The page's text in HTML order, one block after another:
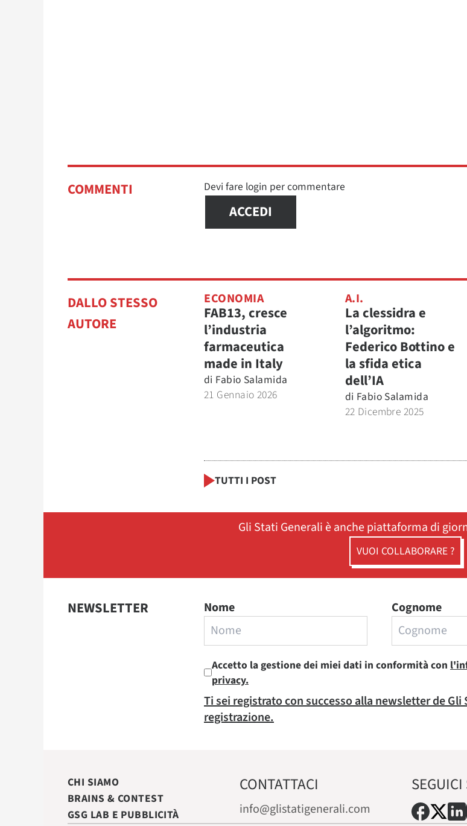
COMMENTI Devi fare login per commentare
ACCEDI
DALLO STESSO
AUTORE
ECONOMIA
FAB13, cresce
l’industria
farmaceutica
made in Italy
di Fabio Salamida
21 Gennaio 2026
A.I.
La clessidra e
l’algoritmo:
Federico Bottino e
la sfida etica
dell’IA
di Fabio Salamida
22 Dicembre 2025
TUTTI I POST
Gli Stati Generali è anche piattaforma di
VUOI COLLABORARE ?
NEWSLETTER Nome Cognome
Accetto la gestione dei miei dati in conformità con
privacy.
Ti sei registrato con successo alla newsletter de
registrazione.
CHI SIAMO
BRAINS & CONTEST
GSG LAB E PUBBLICITÀ
CONTATTACI
info@glistatigenerali.com
SEGUICI